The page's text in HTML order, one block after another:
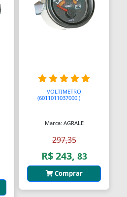
VOLTIMETRO
(6011011037000.)
Marca: AGRALE
297,35
R$ 243, 83
Comprar